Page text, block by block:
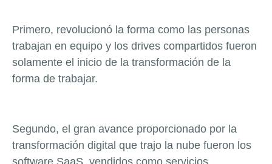
Primero, revolucionó la forma como las personas
trabajan en equipo y los drives compartidos fueron
solamente el inicio de la transformación de la
forma de trabajar.
Segundo, el gran avance proporcionado por la
transformación digital que trajo la nube fueron los
software SaaS, vendidos como servicios